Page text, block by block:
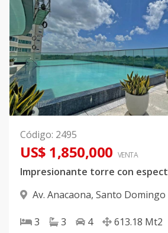
Código: 2495
US$ 1,850,000 VENTA
Av. Anacaona, Santo Domingo
3 3 4 613.18 Mt2